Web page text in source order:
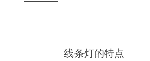
线条灯的特点